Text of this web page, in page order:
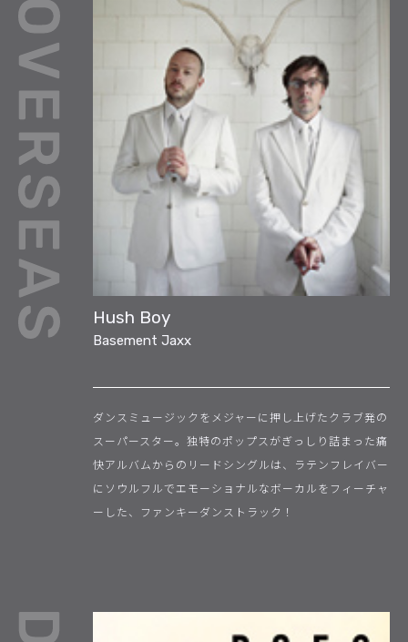
HEAVY ROTATION
DJ
FAQ
ONLINESHOP
Hush Boy
Basement Jaxx
ダンスミュージックをメジャーに押し上げたクラブ発の
スーパースター。独特のポップスがぎっしり詰まった痛
快アルバムからのリードシングルは、ラテンフレイバー
にソウルフルでエモーショナルなボーカルをフィーチャ
ーした、ファンキーダンストラック！